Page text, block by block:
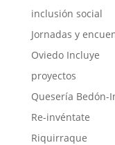
inclusión social
Jornadas y
Oviedo Incluye
proyectos
Quesería Bedón-
Re-invéntate
Riquirraque